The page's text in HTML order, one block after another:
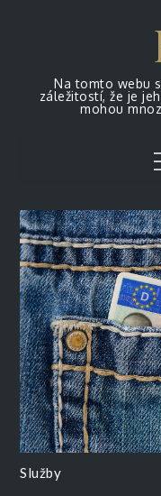
Na tomto webu
záležitostí, že je
mohou
Služby